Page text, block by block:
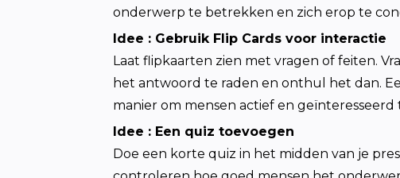
onderwerp te betrekken en zich erop te
Idee : Gebruik Flip Cards voor interactie
Laat flipkaarten zien met vragen of feiten.
het antwoord te raden en onthul het dan.
manier om mensen actief en geïnteresseerd
Idee : Een quiz toevoegen
Doe een korte quiz in het midden van je